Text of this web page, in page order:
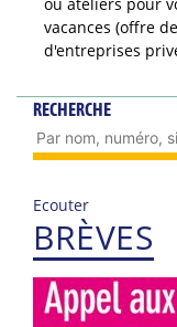
ou ateliers pour
vacances (offre
d'entreprises
RECHERCHE
Ecouter
BRÈVES